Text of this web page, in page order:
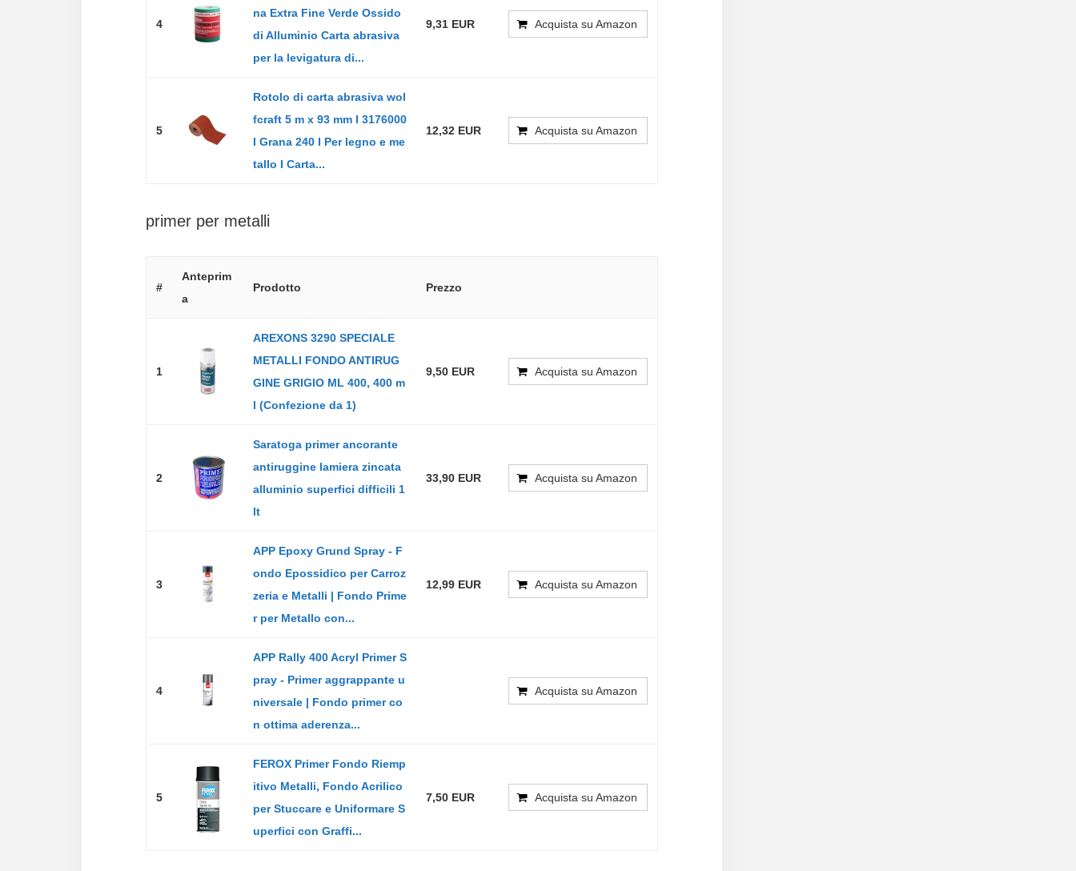
4
na Extra Fine Verde Ossido
di Alluminio Carta abrasiva
per la levigatura di...
9,31 EUR Acquista su Amazon
5
Rotolo di carta abrasiva wol
fcraft 5 m x 93 mm I 3176000
I Grana 240 I Per legno e me
tallo I Carta...
12,32 EUR Acquista su Amazon
primer per metalli
#
Anteprim
a
Prodotto Prezzo
1
AREXONS 3290 SPECIALE
METALLI FONDO ANTIRUG
GINE GRIGIO ML 400, 400 m
l (Confezione da 1)
9,50 EUR Acquista su Amazon
2
Saratoga primer ancorante
antiruggine lamiera zincata
alluminio superfici difficili 1
lt
33,90 EUR Acquista su Amazon
3
APP Epoxy Grund Spray - F
ondo Epossidico per Carroz
zeria e Metalli | Fondo Prime
r per Metallo con...
12,99 EUR Acquista su Amazon
4
APP Rally 400 Acryl Primer S
pray - Primer aggrappante u
niversale | Fondo primer co
n ottima aderenza...
Acquista su Amazon
5
FEROX Primer Fondo Riemp
itivo Metalli, Fondo Acrilico
per Stuccare e Uniformare S
uperfici con Graffi...
7,50 EUR Acquista su Amazon